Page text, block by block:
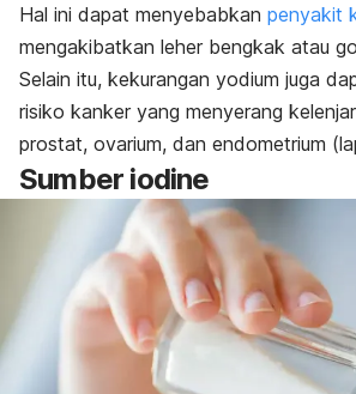
Hal ini dapat menyebabkan penyakit
mengakibatkan leher bengkak atau
Selain itu, kekurangan yodium juga
risiko kanker yang menyerang kelenjar
prostat, ovarium, dan endometrium
Sumber iodine